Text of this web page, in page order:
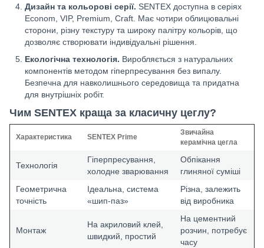
Дизайн та кольорові серії. SENTEX доступна в серіях
Econom, VIP, Premium, Craft. Має чотири облицювальні
сторони, різну текстуру та широку палітру кольорів, що
дозволяє створювати індивідуальні рішення.
Екологічна технологія. Виробляється з натуральних
компонентів методом гіперпресування без випалу.
Безпечна для навколишнього середовища та придатна
для внутрішніх робіт.
Чим SENTEX краща за класичну цеглу?
Характеристика SENTEX Prime
Звичайна
керамічна цегла
Технологія
Гіперпресування,
холодне зварювання
Обпікання
глиняної суміші
Геометрична
точність
Ідеальна, система
«шип‑паз»
Різна, залежить
від виробника
Монтаж
На акриловий клей,
швидкий, простий
На цементний
розчин, потребує
часу